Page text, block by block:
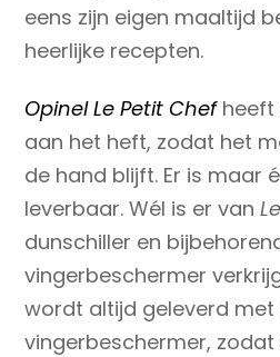
eens zijn eigen maaltijd
heerlijke recepten.
Opinel Le Petit Chefheeft
aan het heft, zodat het
de hand blijft. Er is maar
leverbaar. Wél is er van
dunschiller en
vingerbeschermer
wordt altijd geleverd met
vingerbeschermer,